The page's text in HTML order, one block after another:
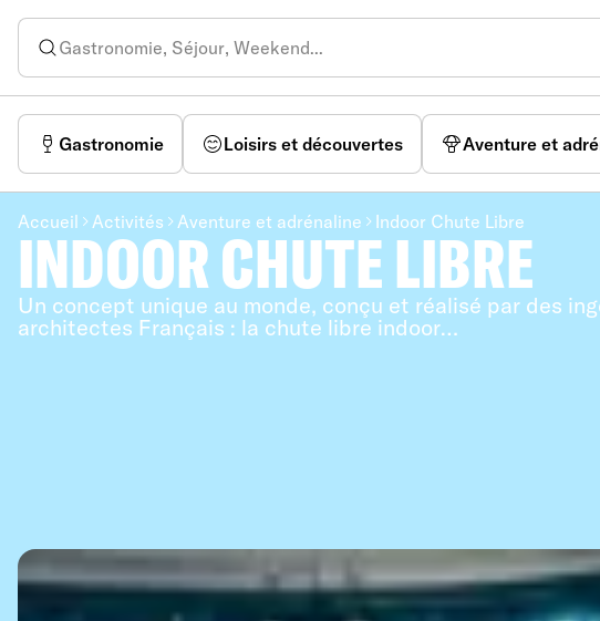
Gastronomie Loisirs et découvertes Aventure et
Accueil Activités Aventure et adrénaline Indoor Chute Libre
INDOOR CHUTE LIBRE
Un concept unique au monde, conçu et réalisé par des
architectes Français : la chute libre indoor…